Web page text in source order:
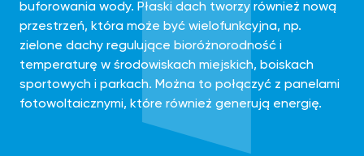
buforowania wody. Płaski dach tworzy również nową
przestrzeń, która może być wielofunkcyjna, np.
zielone dachy regulujące bioróżnorodność i
temperaturę w środowiskach miejskich, boiskach
sportowych i parkach. Można to połączyć z panelami
fotowoltaicznymi, które również generują energię.